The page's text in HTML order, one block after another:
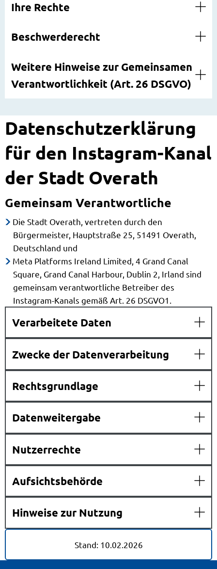
Ihre Rechte
Beschwerderecht
Weitere Hinweise zur Gemeinsamen
Verantwortlichkeit (Art. 26 DSGVO)
Datenschutzerklärung
für den Instagram-Kanal
der Stadt Overath
Gemeinsam Verantwortliche
Die Stadt Overath, vertreten durch den
Bürgermeister, Hauptstraße 25, 51491 Overath,
Deutschland und
Meta Platforms Ireland Limited, 4 Grand Canal
Square, Grand Canal Harbour, Dublin 2, Irland sind
gemeinsam verantwortliche Betreiber des
Instagram-Kanals gemäß Art. 26 DSGVO1.
Verarbeitete Daten
Zwecke der Datenverarbeitung
Rechtsgrundlage
Datenweitergabe
Nutzerrechte
Aufsichtsbehörde
Hinweise zur Nutzung
Stand: 10.02.2026